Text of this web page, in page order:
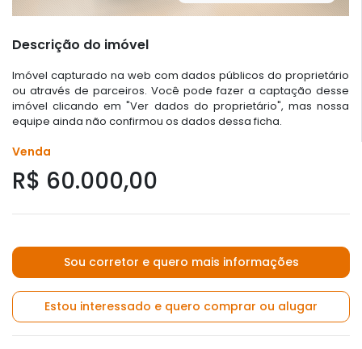
Descrição do imóvel
Imóvel capturado na web com dados públicos do proprietário
ou através de parceiros. Você pode fazer a captação desse
imóvel clicando em "Ver dados do proprietário", mas nossa
equipe ainda não confirmou os dados dessa ficha.
Venda
R$ 60.000,00
Sou corretor e quero mais informações
Estou interessado e quero comprar ou alugar